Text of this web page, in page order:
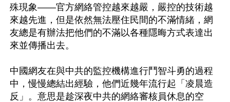
殊現象——官方網絡管控越來越嚴，嚴控的技術越
來越先進，但是依然無法壓住民間的不滿情緒，網
友總是有辦法把他們的不滿以各種隱晦方式表達出
來並傳播出去。
中國網友在與中共的監控機構進行鬥智斗勇的過程
中，慢慢總結出經驗，他們近幾年流行起「凌晨造
反」。意思是趁深夜中共的網絡審核員休息的空